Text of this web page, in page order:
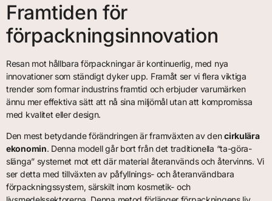
Framtiden för
förpackningsinnovation
Resan mot hållbara förpackningar är kontinuerlig, med nya
innovationer som ständigt dyker upp. Framåt ser vi flera viktiga
trender som formar industrins framtid och erbjuder varumärken
ännu mer effektiva sätt att nå sina miljömål utan att kompromissa
med kvalitet eller design.
Den mest betydande förändringen är framväxten av dencirkulära
ekonomin. Denna modell går bort från det traditionella “ta-göra-
slänga” systemet mot ett där material återanvänds och återvinns. Vi
ser detta med tillväxten av påfyllnings- och återanvändbara
förpackningssystem, särskilt inom kosmetik- och